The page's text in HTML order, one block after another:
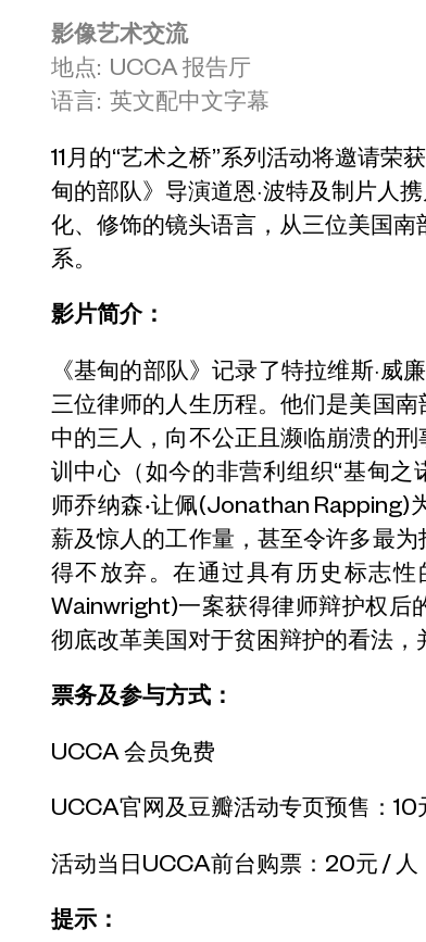
影像艺术交流
地点: UCCA 报告厅
语言: 英文配中文字幕
11月的“艺术之桥”系列活动将邀请
甸的部队》导演道恩·波特及制片人
化、修饰的镜头语言，从三位美国
系。
影片简介：
《基甸的部队》记录了特拉维斯·威
三位律师的人生历程。他们是美国
中的三人，向不公正且濒临崩溃的
训中心（如今的非营利组织“基甸
师乔纳森·让佩(Jonathan Rapping)
薪及惊人的工作量，甚至令许多最
得不放弃。在通过具有历史标志性
Wainwright)一案获得律师辩护权后
彻底改革美国对于贫困辩护的看法，
票务及参与方式：
UCCA 会员免费
UCCA官网及豆瓣活动专页预售：10
活动当日UCCA前台购票：20元 / 人
提示：